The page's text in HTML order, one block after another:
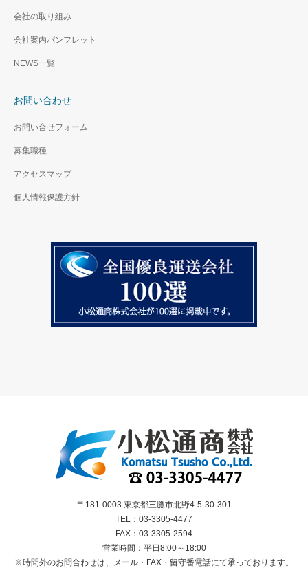
会社の取り組み
会社案内パンフレット
NEWS一覧
お問い合わせ
お問い合せフォーム
募集職種
アクセスマップ
個人情報保護方針
〒181-0003 東京都三鷹市北野4-5-30-301
TEL：03-3305-4477
FAX：03-3305-2594
営業時間：平日8:00～18:00
※時間外のお問合わせは、メール・FAX・留守番電話にて承っております。